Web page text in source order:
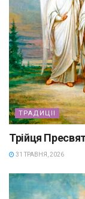
ТРАДИЦІІ
Трійця
31 ТРАВНЯ, 2026